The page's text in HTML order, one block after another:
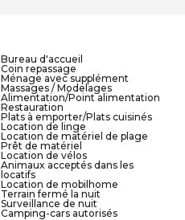
Bureau d'accueil
Coin repassage
Ménage avec supplément
Massages / Modelages
Alimentation/Point alimentation
Restauration
Plats à emporter/Plats cuisinés
Location de linge
Location de matériel de plage
Prêt de matériel
Location de vélos
Animaux acceptés dans les
locatifs
Location de mobilhome
Terrain fermé la nuit
Surveillance de nuit
Camping-cars autorisés